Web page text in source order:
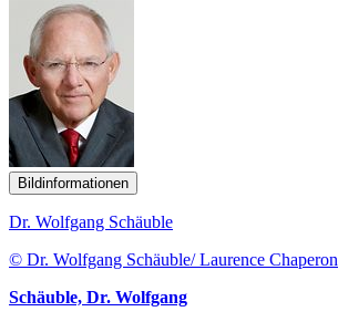
Bildinformationen
Dr. Wolfgang Schäuble
© Dr. Wolfgang Schäuble/ Laurence Chaperon
Schäuble, Dr. Wolfgang